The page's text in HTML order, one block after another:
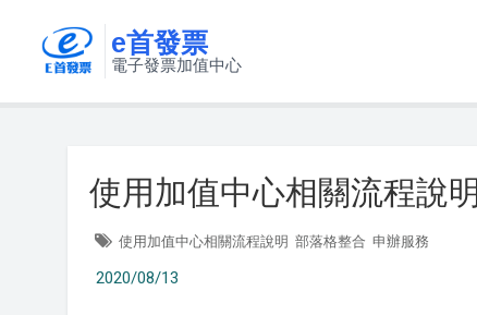
e首發票
電子發票加值中心
使用加值中心相關流程說明
使用加值中心相關流程說明 部落格整合 申辦服務
2020/08/13